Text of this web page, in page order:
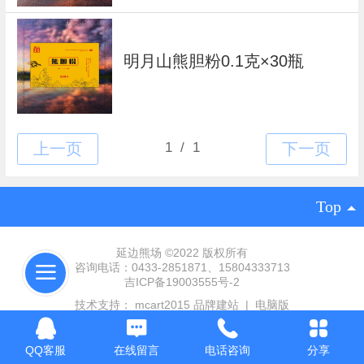
明月山熊胆粉0.1克×30瓶
Top
延边熊场 ©2022 版权所有
咨询电话：0433-2851871、15804333713
吉ICP备19003555号-2
技术支持： mcart2015 品牌建站 | 电脑版
QQ客服 在线留言 电话咨询 分享